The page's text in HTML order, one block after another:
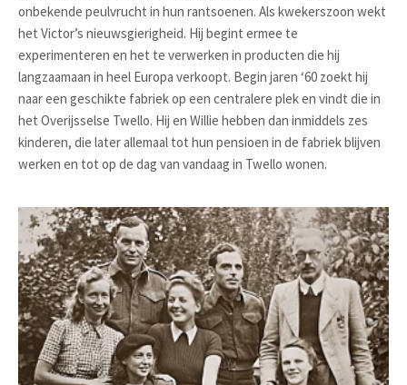
onbekende peulvrucht in hun rantsoenen. Als kwekerszoon wekt
het Victor’s nieuwsgierigheid. Hij begint ermee te
experimenteren en het te verwerken in producten die hij
langzaamaan in heel Europa verkoopt. Begin jaren ‘60 zoekt hij
naar een geschikte fabriek op een centralere plek en vindt die in
het Overijsselse Twello. Hij en Willie hebben dan inmiddels zes
kinderen, die later allemaal tot hun pensioen in de fabriek blijven
werken en tot op de dag van vandaag in Twello wonen.